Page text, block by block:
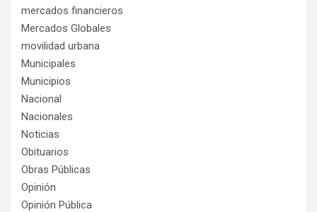
mercados financieros
Mercados Globales
movilidad urbana
Municipales
Municipios
Nacional
Nacionales
Noticias
Obituarios
Obras Públicas
Opinión
Opinión Pública